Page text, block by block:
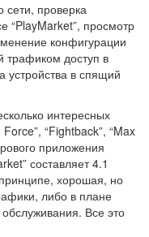
сети, проверка
“PlayMarket”, просмотр
конфигурации
трафиком доступ в
устройства в спящий
интересных
“Fightback”, “Max
приложения
составляет 4.1
хорошая, но
либо в плане
Все это